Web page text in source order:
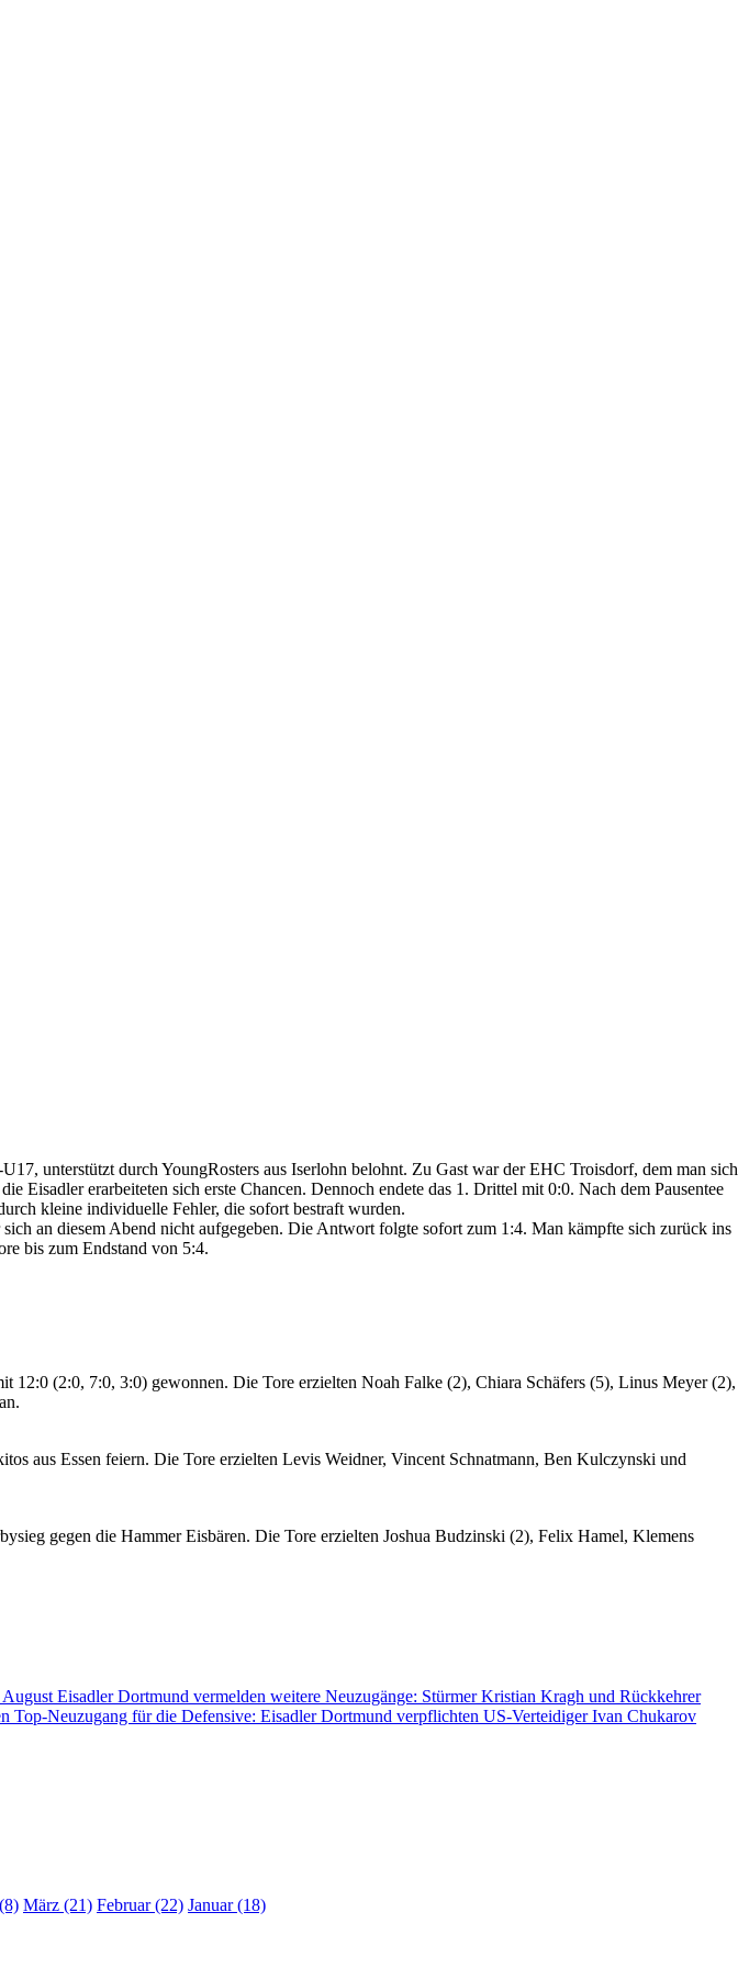
unterstützt durch YoungRosters aus Iserlohn belohnt. Zu Gast war der EHC Troisdorf, dem man sich
Eisadler erarbeiteten sich erste Chancen. Dennoch endete das 1. Drittel mit 0:0. Nach dem Pausentee
kleine individuelle Fehler, die sofort bestraft wurden.
an diesem Abend nicht aufgegeben. Die Antwort folgte sofort zum 1:4. Man kämpfte sich zurück ins
bis zum Endstand von 5:4.
(2:0, 7:0, 3:0) gewonnen. Die Tore erzielten Noah Falke (2), Chiara Schäfers (5), Linus Meyer (2),
aus Essen feiern. Die Tore erzielten Levis Weidner, Vincent Schnatmann, Ben Kulczynski und
gegen die Hammer Eisbären. Die Tore erzielten Joshua Budzinski (2), Felix Hamel, Klemens
August Eisadler Dortmund vermelden weitere Neuzugänge: Stürmer Kristian Kragh und Rückkehrer
Top-Neuzugang für die Defensive: Eisadler Dortmund verpflichten US-Verteidiger Ivan Chukarov
März (21) Februar (22) Januar (18)